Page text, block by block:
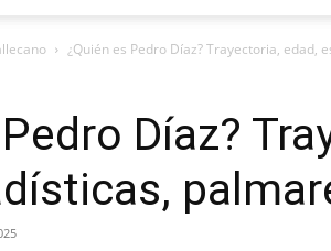
¿Quién es Pedro Díaz? Trayectoria, edad,
Díaz?